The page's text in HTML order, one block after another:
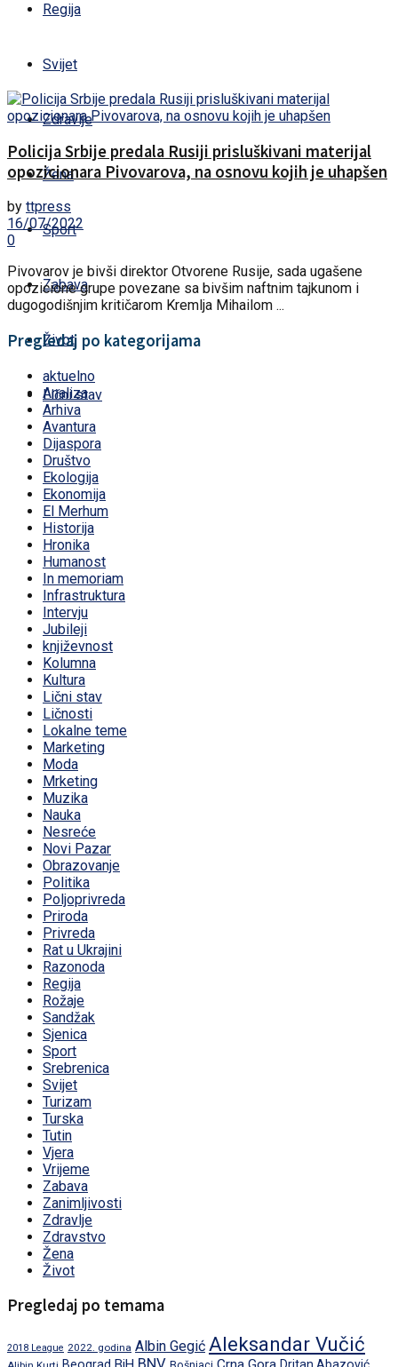
Regija
Svijet
Zdravlje
Žena
Sport
Zabava
Život
Lični stav
Policija Srbije predala Rusiji prisluškivani materijal
opozicionara Pivovarova, na osnovu kojih je uhapšen
by ttpress
16/07/2022
0
Pivovarov je bivši direktor Otvorene Rusije, sada ugašene
opozicione grupe povezane sa bivšim naftnim tajkunom i
dugogodišnjim kritičarom Kremlja Mihailom ...
Pregledaj po kategorijama
aktuelno
Analiza
Arhiva
Avantura
Dijaspora
Društvo
Ekologija
Ekonomija
El Merhum
Historija
Hronika
Humanost
In memoriam
Infrastruktura
Intervju
Jubileji
književnost
Kolumna
Kultura
Lični stav
Ličnosti
Lokalne teme
Marketing
Moda
Mrketing
Muzika
Nauka
Nesreće
Novi Pazar
Obrazovanje
Politika
Poljoprivreda
Priroda
Privreda
Rat u Ukrajini
Razonoda
Regija
Rožaje
Sandžak
Sjenica
Sport
Srebrenica
Svijet
Turizam
Turska
Tutin
Vjera
Vrijeme
Zabava
Zanimljivosti
Zdravlje
Zdravstvo
Žena
Život
Pregledaj po temama
2018 League 2022. godina Albin Gegić Aleksandar Vučić